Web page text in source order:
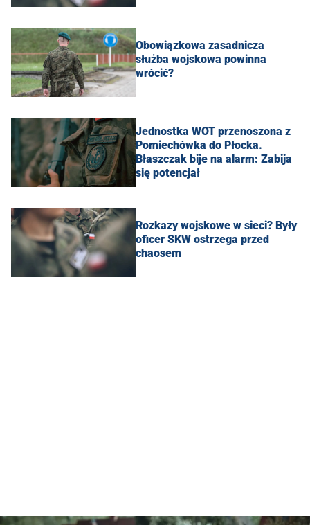
Obowiązkowa zasadnicza
służba wojskowa powinna
wrócić?
Jednostka WOT przenoszona z
Pomiechówka do Płocka.
Błaszczak bije na alarm: Zabija
się potencjał
Rozkazy wojskowe w sieci? Były
oficer SKW ostrzega przed
chaosem